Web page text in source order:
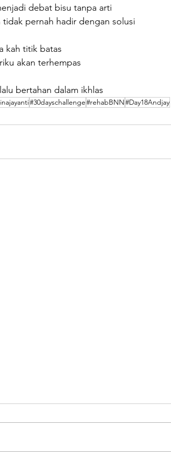
debat bisu tanpa arti
tidak pernah hadir dengan solusi
kah titik batas
akan terhempas
bertahan dalam ikhlas
#30dayschallenge#rehabBNN#Day18Andjay
Berpikir untuk Berubah